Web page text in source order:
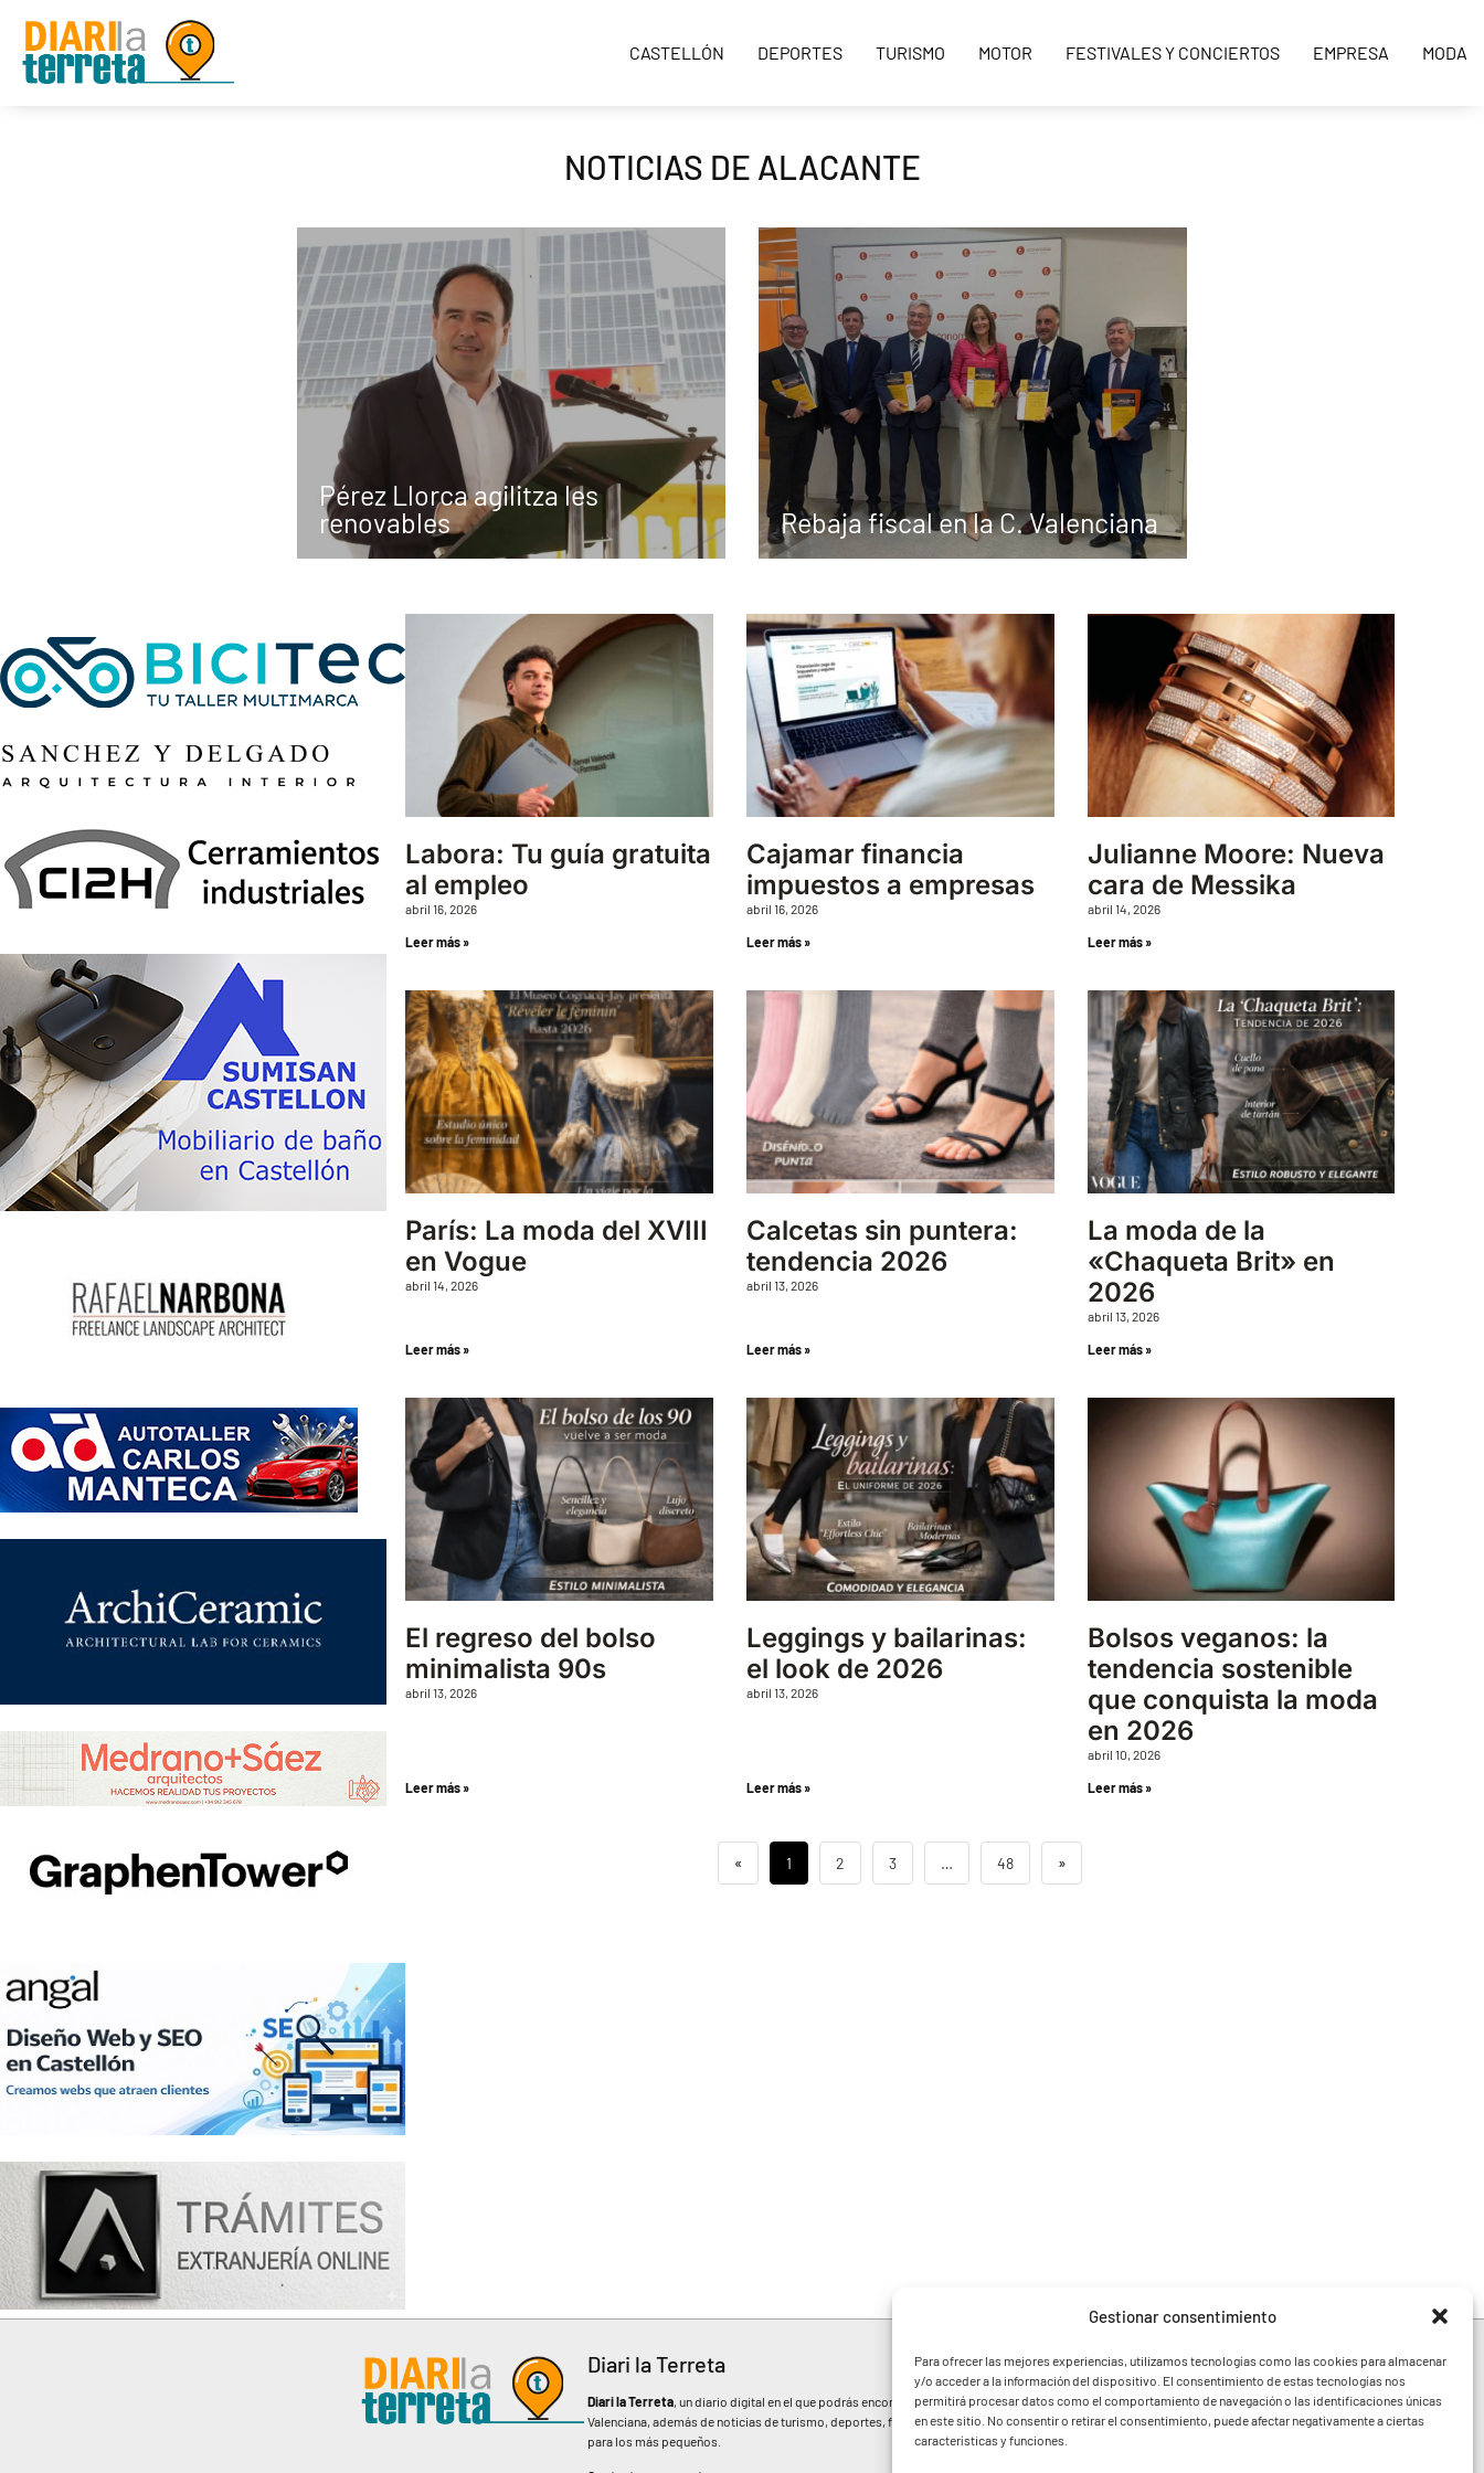
Gestionar consentimiento
Para ofrecer las mejores experiencias, utilizamos tecnologías como las cookies para almacenar
y/o acceder a la información del dispositivo. El consentimiento de estas tecnologías nos
permitirá procesar datos como el comportamiento de navegación o las identificaciones únicas
en este sitio. No consentir o retirar el consentimiento, puede afectar negativamente a ciertas
características y funciones.
CASTELLÓN DEPORTES TURISMO MOTOR FESTIVALES Y CONCIERTOS EMPRESA MODA
NOTICIAS DE ALACANTE
Pérez Llorca agilitza les
renovables
Rebaja fiscal en la C. Valenciana
Labora: Tu guía gratuita
al empleo
abril 16, 2026
Leer más »
Cajamar financia
impuestos a empresas
abril 16, 2026
Leer más »
Julianne Moore: Nueva
cara de Messika
abril 14, 2026
Leer más »
París: La moda del XVIII
en Vogue
abril 14, 2026
Leer más »
Calcetas sin puntera:
tendencia 2026
abril 13, 2026
Leer más »
La moda de la
«Chaqueta Brit» en
2026
abril 13, 2026
Leer más »
El regreso del bolso
minimalista 90s
abril 13, 2026
Leer más »
Leggings y bailarinas:
el look de 2026
abril 13, 2026
Leer más »
Bolsos veganos: la
tendencia sostenible
que conquista la moda
en 2026
abril 10, 2026
Leer más »
« 1 2 3 … 48 »
Diari la Terreta
Diari la Terreta, un diario digital en el que podrás encontrar noticias de toda la Comunidad
Valenciana, además de noticias de turismo, deportes, fiestas regionales, festivales y noticias
para los más pequeños.